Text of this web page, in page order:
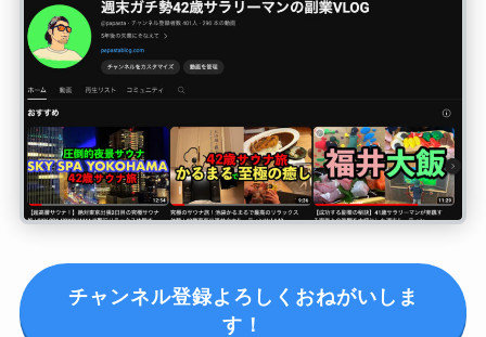
チャンネル登録よろしくおねがいしま
す！